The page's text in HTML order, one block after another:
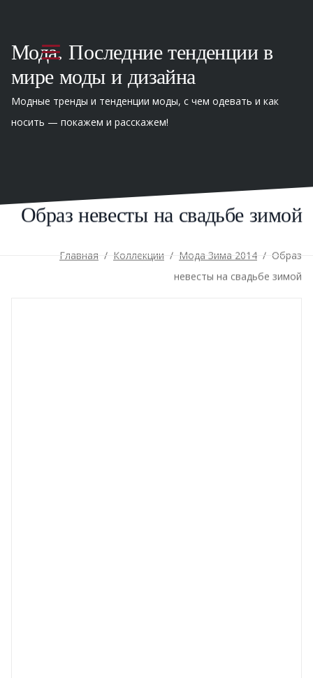
Мода. Последние тенденции в
мире моды и дизайна
Модные тренды и тенденции моды, с чем одевать и как
носить — покажем и расскажем!
Образ невесты на свадьбе зимой
Главная / Коллекции / Мода Зима 2014 / Образ
невесты на свадьбе зимой